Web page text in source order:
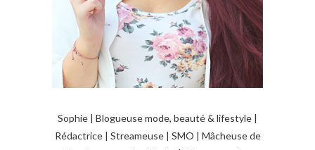
Sophie | Blogueuse mode, beauté & lifestyle |
Rédactrice | Streameuse | SMO | Mâcheuse de